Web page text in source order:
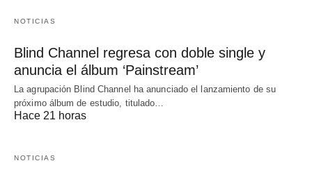
NOTICIAS
Blind Channel regresa con doble single y
anuncia el álbum ‘Painstream’
La agrupación Blind Channel ha anunciado el lanzamiento de su
próximo álbum de estudio, titulado…
Hace 21 horas
NOTICIAS